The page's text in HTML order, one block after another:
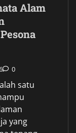
Alam
0
satu
yang